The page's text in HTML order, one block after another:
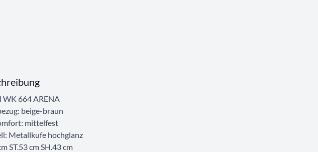
WK 664 ARENA
beige-braun
mittelfest
Metallkufe hochglanz
ST.53 cm SH.43 cm